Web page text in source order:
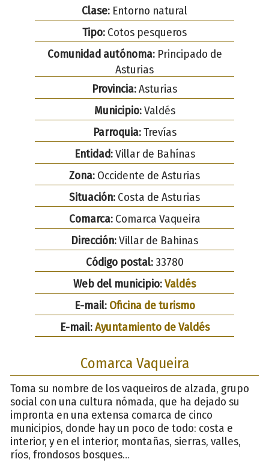
Clase: Entorno natural
Tipo: Cotos pesqueros
Comunidad autónoma:Principado de
Asturias
Provincia:Asturias
Municipio:Valdés
Parroquia:Trevías
Entidad:Villar de Bahínas
Zona: Occidente de Asturias
Situación: Costa de Asturias
Comarca:Comarca Vaqueira
Dirección:Villar de Bahinas
Código postal:33780
Web del municipio:Valdés
E-mail: Oficina de turismo
E-mail:Ayuntamiento de Valdés
Comarca Vaqueira
Toma su nombre de los vaqueiros de alzada, grupo
social con una cultura nómada, que ha dejado su
impronta en una extensa comarca de cinco
municipios, donde hay un poco de todo: costa e
interior, y en el interior, montañas, sierras, valles,
ríos, frondosos bosques…